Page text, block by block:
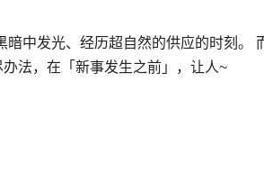
中发光、经历超自然的供应的时刻。
法，在「新事发生之前」，让人~